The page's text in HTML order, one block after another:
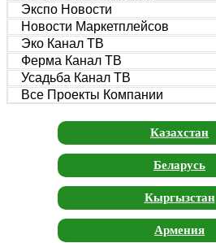
Экспо Новости
Новости Маркетплейсов
Эко Канал ТВ
Ферма Канал ТВ
Усадьба Канал ТВ
Все Проекты Компании
Казахстан
Беларусь
Кыргызстан
Армения